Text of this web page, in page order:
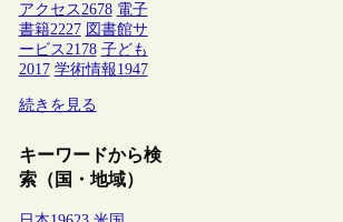
アクセス2678 電子
書籍2227 図書館サ
ービス2178 子ども
2017 学術情報1947
続きを見る
キーワードから検
索（国・地域）